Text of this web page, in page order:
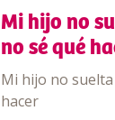
Mi hijo no
no sé qué
Mi hijo no
hacer